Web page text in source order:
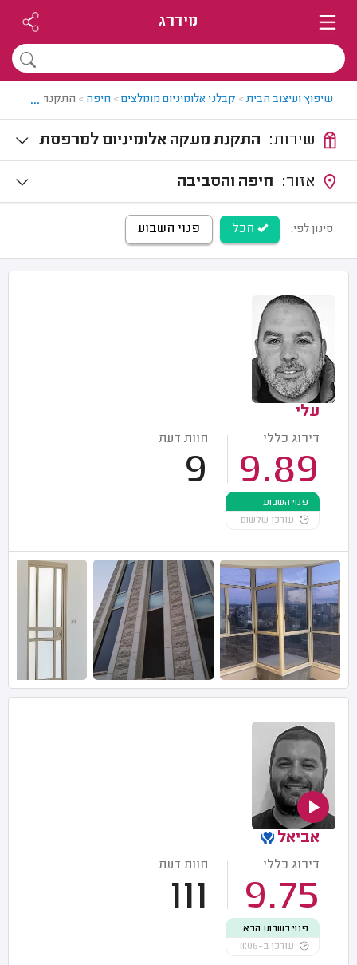
מידרג
שיפוץ ועיצוב הבית> קבלני אלומיניום מומלצים> חיפה > התקנת מעקה
...
התקנת מעקה אלומיניום למרפסת
חיפה והסביבה
סינון לפי: הכל פנוי השבוע
עלי
דירוג כללי
9.89
חוות דעת
9
פנוי השבוע
עודכן שלשום
אביאל
דירוג כללי
9.75
חוות דעת
111
פנוי בשבוע הבא
עודכן ב-11:06